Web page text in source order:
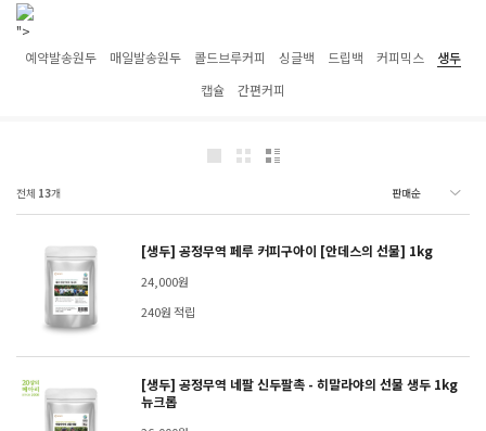
">
예약발송원두
매일발송원두 콜드브루커피 싱글백 드립백 커피믹스
생두
캡슐
간편커피
전체 13개
[생두] 공정무역 페루 커피구아이 [안데스의 선물] 1kg
24,000원
240원 적립
[생두] 공정무역 네팔 신두팔촉 - 히말라야의 선물 생두 1kg
뉴크롭